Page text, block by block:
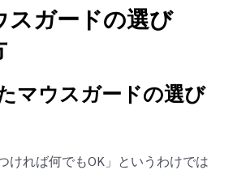
スガードの選び
マウスガードの選び
ければ何でもOK」というわけでは